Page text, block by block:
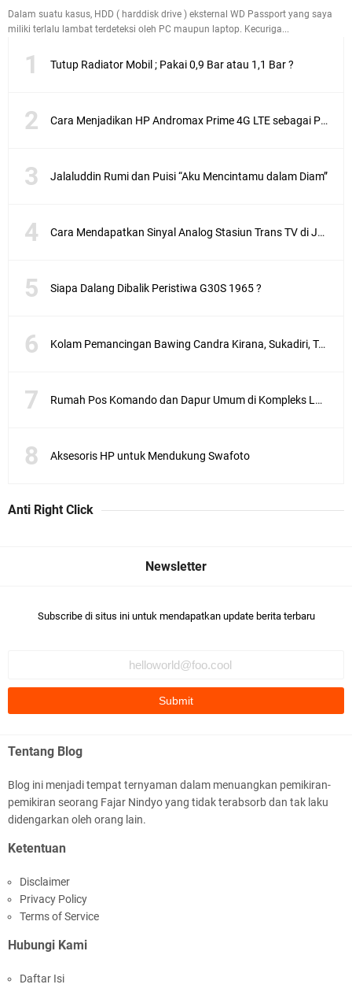
Dalam suatu kasus, HDD ( harddisk drive ) eksternal WD Passport yang saya
miliki terlalu lambat terdeteksi oleh PC maupun laptop. Kecuriga...
Tutup Radiator Mobil ; Pakai 0,9 Bar atau 1,1 Bar ?
Cara Menjadikan HP Andromax Prime 4G LTE sebagai Perangkat Wifi Hotspot
Jalaluddin Rumi dan Puisi “Aku Mencintamu dalam Diam”
Cara Mendapatkan Sinyal Analog Stasiun Trans TV di Jakarta
Siapa Dalang Dibalik Peristiwa G30S 1965 ?
Kolam Pemancingan Bawing Candra Kirana, Sukadiri, Tangerang
Rumah Pos Komando dan Dapur Umum di Kompleks Lubang Buaya Jakarta
Aksesoris HP untuk Mendukung Swafoto
Anti Right Click
Subscribe di situs ini untuk mendapatkan update berita terbaru
Tentang Blog
Blog ini menjadi tempat ternyaman dalam menuangkan pemikiran-
pemikiran seorang Fajar Nindyo yang tidak terabsorb dan tak laku
didengarkan oleh orang lain.
Ketentuan
Disclaimer
Privacy Policy
Terms of Service
Hubungi Kami
Daftar Isi